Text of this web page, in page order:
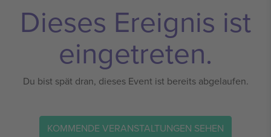
Dieses Ereignis ist
eingetreten.
Du bist spät dran, dieses Event ist bereits abgelaufen.
KOMMENDE VERANSTALTUNGEN SEHEN